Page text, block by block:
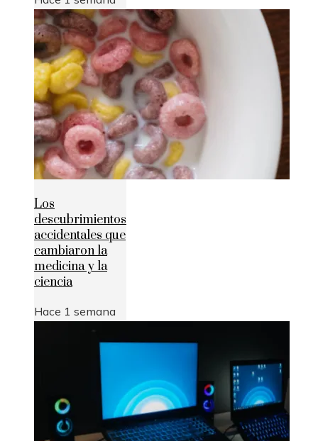
Los
descubrimientos
accidentales que
cambiaron la
medicina y la
ciencia
Hace 1 semana